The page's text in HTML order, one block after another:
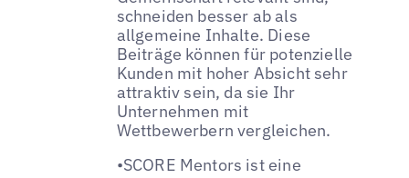
schneiden besser ab als
allgemeine Inhalte. Diese
Beiträge können für potenzielle
Kunden mit hoher Absicht sehr
attraktiv sein, da sie Ihr
Unternehmen mit
Wettbewerbern vergleichen.
•SCORE Mentors ist eine